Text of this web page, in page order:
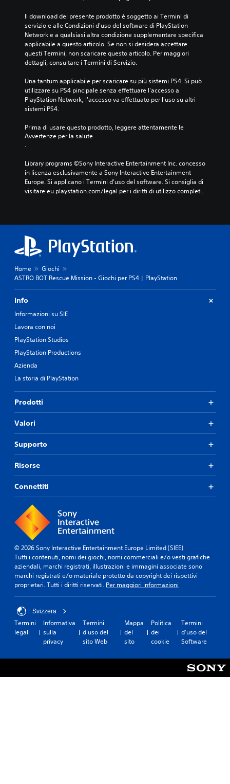
Il download del presente prodotto è soggetto ai Termini di
servizio e alle Condizioni d'uso del software di PlayStation
Network e a qualsiasi altra condizione supplementare specifica
applicabile a questo articolo. Se non si desidera accettare
questi Termini, non scaricare questo articolo. Per maggiori
dettagli, consultare i Termini di Servizio.
Una tantum applicabile per scaricare su più sistemi PS4. Si può
utilizzare su PS4 pincipale senza effettuare l'accesso a
PlayStation Network; l'accesso va effettuato per l'uso su altri
sistemi PS4.
Prima di usare questo prodotto, leggere attentamente le
Avvertenze per la salute
.
Library programs ©Sony Interactive Entertainment Inc. concesso
in licenza esclusivamente a Sony Interactive Entertainment
Europe. Si applicano i Termini d'uso del software. Si consiglia di
visitare eu.playstation.com/legal per i diritti di utilizzo completi.
Home
Giochi
ASTRO BOT Rescue Mission - Giochi per PS4 | PlayStation
Info
Informazioni su SIE
Lavora con noi
PlayStation Studios
PlayStation Productions
Azienda
La storia di PlayStation
Prodotti
Valori
Supporto
Risorse
Connettiti
© 2026 Sony Interactive Entertainment Europe Limited (SIEE)
Tutti i contenuti, nomi dei giochi, nomi commerciali e/o vesti grafiche
aziendali, marchi registrati, illustrazioni e immagini associate sono
marchi registrati e/o materiale protetto da copyright dei rispettivi
proprietari. Tutti i diritti riservati. Per maggiori informazioni
Svizzera
Termini
legali
Informativa
sulla
privacy
Termini
d'uso del
sito Web
Mappa
del
sito
Politica
dei
cookie
Termini
d'uso del
Software